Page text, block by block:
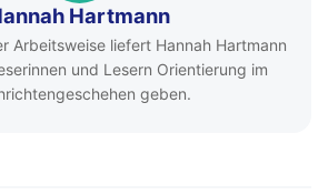
Hartmann
Arbeitsweise liefert Hannah Hartmann
und Lesern Orientierung im
geben.